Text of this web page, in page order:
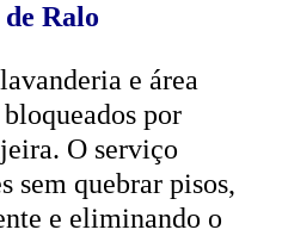
Ralo
e área
por
O serviço
sem quebrar pisos,
e eliminando o